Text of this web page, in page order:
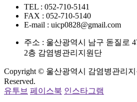
TEL : 052-710-5141
FAX : 052-710-5140
E-mail : uicp0828@gmail.com
주소 : 울산광역시 남구 돋질로
2층 감염병관리지원단
Copyright © 울산광역시 감염병관리
Reserved.
유투브 페이스북 인스타그램